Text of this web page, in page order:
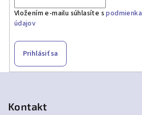
Vložením e-mailu súhlasíte s
údajov
Prihlásiť sa
Kontakt